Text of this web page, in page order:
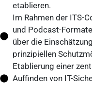
etablieren.
Im Rahmen der ITS-
und Podcast-
über die
prinzipiellen
Etablierung einer
Auffinden von IT-